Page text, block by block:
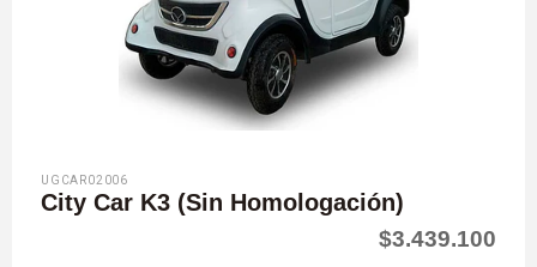
UGCAR02006
City Car K3 (Sin Homologación)
$3.439.100